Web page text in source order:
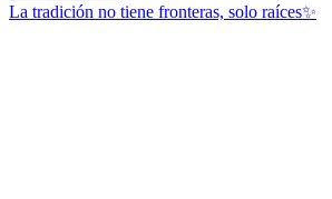
La tradición no tiene fronteras, solo raíces✨